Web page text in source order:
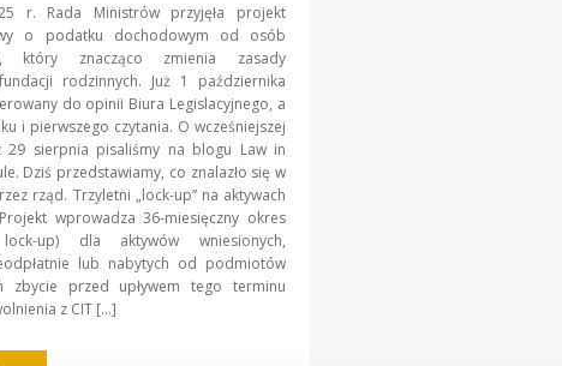
r. Rada Ministrów przyjęła projekt
o podatku dochodowym od osób
który znacząco zmienia zasady
rodzinnych. Już 1 października
do opinii Biura Legislacyjnego, a
i pierwszego czytania. O wcześniejszej
29 sierpnia pisaliśmy na blogu Law in
Dziś przedstawiamy, co znalazło się w
rząd. Trzyletni „lock-up” na aktywach
wprowadza 36-miesięczny okres
up) dla aktywów wniesionych,
lub nabytych od podmiotów
zbycie przed upływem tego terminu
z CIT […]